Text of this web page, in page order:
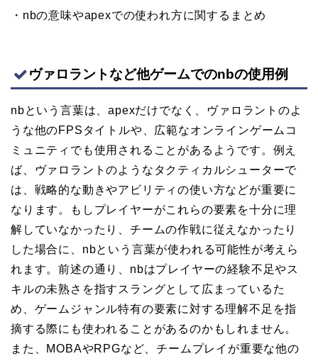
・nbの意味やapexでの使われ方に関するまとめ
ヴァロラントなど他ゲームでのnbの使用例
nbという言葉は、apexだけでなく、ヴァロラントのよ
うな他のFPSタイトルや、広範なオンラインゲームコ
ミュニティでも使用されることがあるようです。例え
ば、ヴァロラントのようなタクティカルシューターで
は、戦略的な動きやアビリティの使い方などが重要に
なります。もしプレイヤーがこれらの要素を十分に理
解していなかったり、チームの作戦に従えなかったり
した場合に、nbという言葉が使われる可能性が考えら
れます。前述の通り、nbはプレイヤーの経験不足やス
キルの未熟さを指すスラングとして広まっているた
め、ゲームジャンル特有の要素に対する理解不足を指
摘する際にも使われることがあるのかもしれません。
また、MOBAやRPGなど、チームプレイが重要な他の